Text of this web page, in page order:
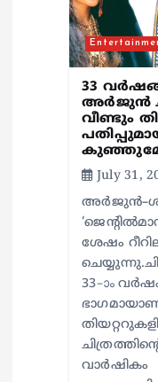
33
അർജുൻ
വീണ്ടും
July 31,
ശേഷം
33–ാം
ഭാഗമായാണ്
വാർഷികം